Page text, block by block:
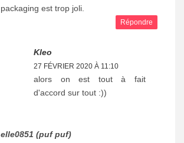
packaging est trop joli.
Répondre
Kleo
27 FÉVRIER 2020 À 11:10
alors on est tout à fait
d'accord sur tout :))
elle0851 (puf puf)